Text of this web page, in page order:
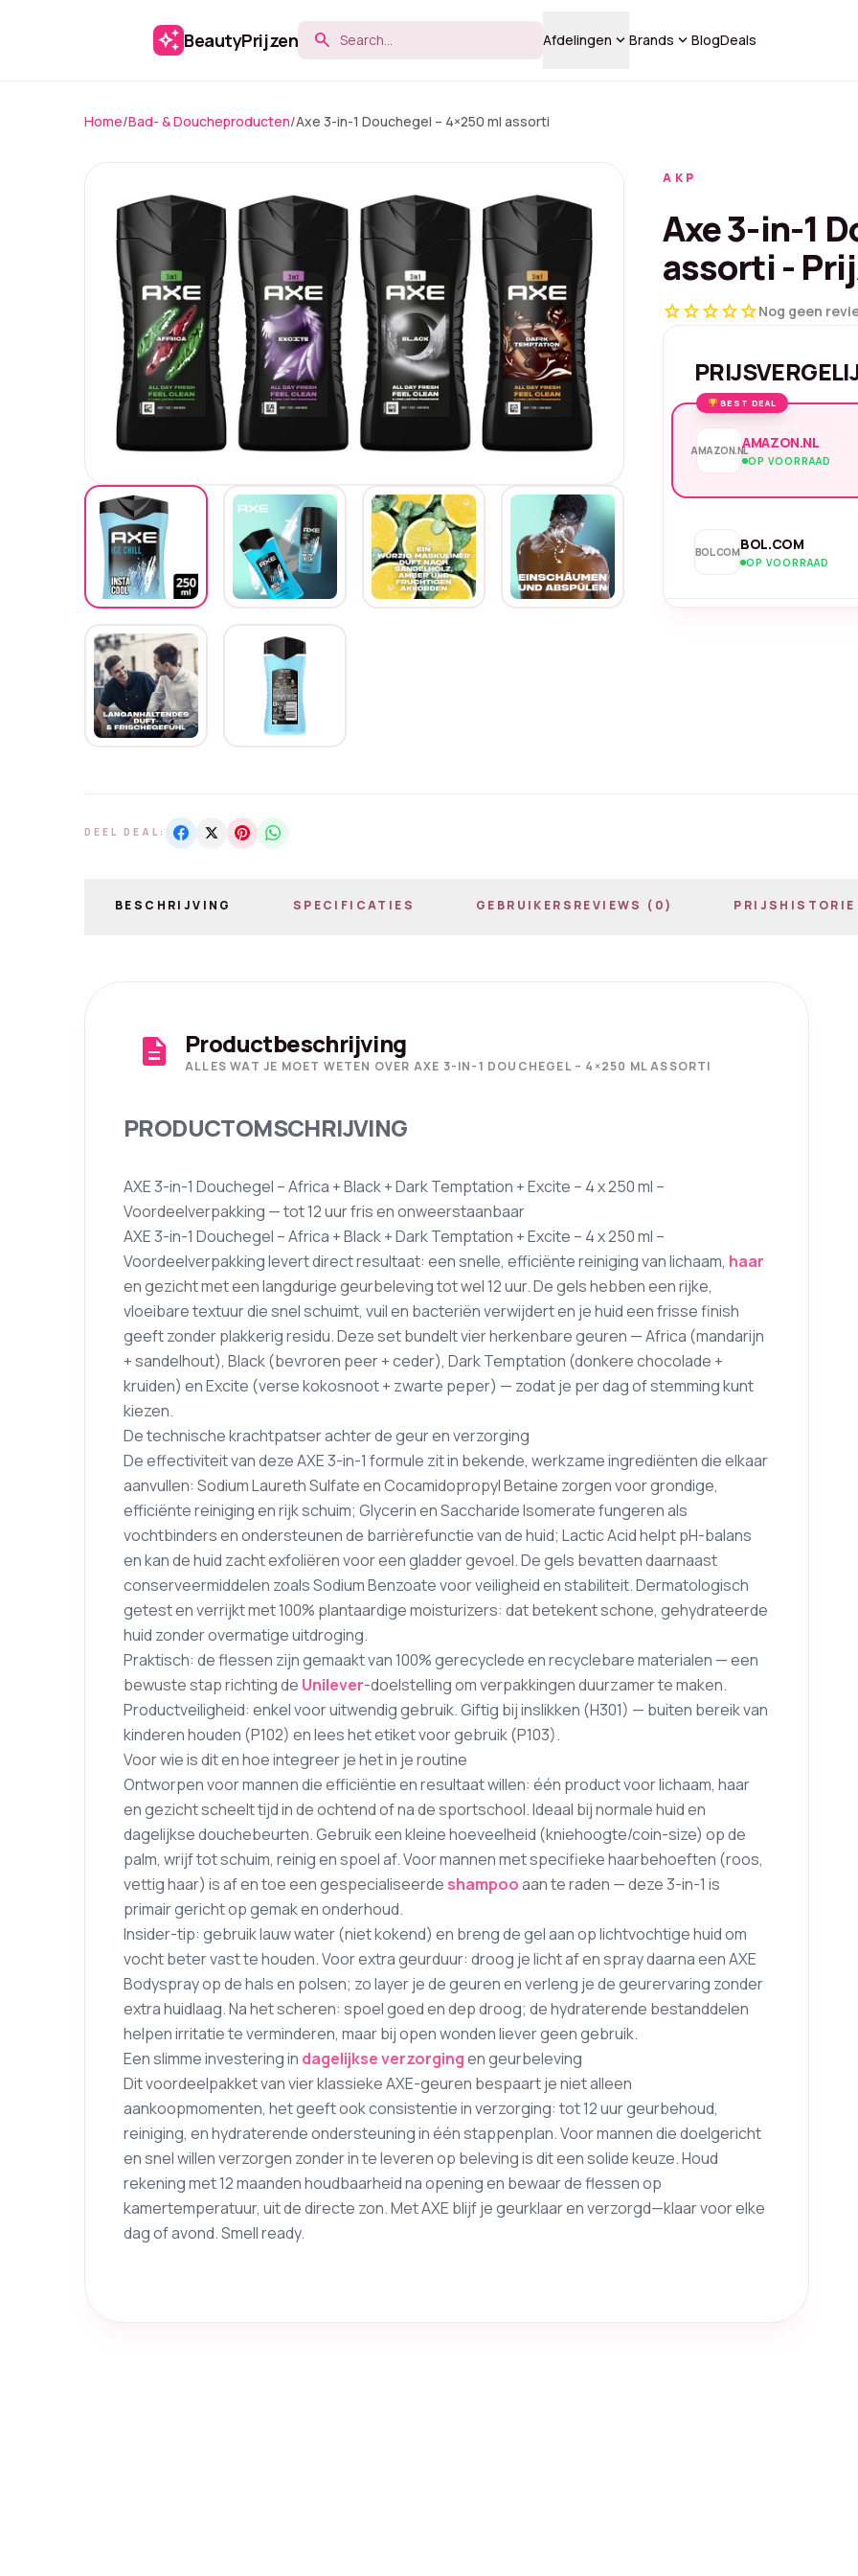
auto_awesome BeautyPrijzen search Afdelingen keyboard_arrow_downBrands keyboard_arrow_downBlogDeals
Home/Bad- & Doucheproducten/Axe 3-in-1 Douchegel – 4×250 ml assorti
AKP
Axe 3-in-1
assorti -
starstarstarstarstarNog geen
BEST DEAL
AMAZON.NLAMAZON.NL
OP VOORRAAD
BOL.COMBOL.COM
OP VOORRAAD
DEEL DEAL:
BESCHRIJVING SPECIFICATIES GEBRUIKERSREVIEWS (0) PRIJSHISTORIE
description Productbeschrijving
ALLES WAT JE MOET WETEN OVER AXE 3-IN-1 DOUCHEGEL – 4×250 ML ASSORTI
PRODUCTOMSCHRIJVING
AXE 3-in-1 Douchegel – Africa + Black + Dark Temptation + Excite – 4 x 250 ml –
Voordeelverpakking — tot 12 uur fris en onweerstaanbaar
AXE 3-in-1 Douchegel – Africa + Black + Dark Temptation + Excite – 4 x 250 ml –
Voordeelverpakking levert direct resultaat: een snelle, efficiënte reiniging van lichaam, haar
en gezicht met een langdurige geurbeleving tot wel 12 uur. De gels hebben een rijke,
vloeibare textuur die snel schuimt, vuil en bacteriën verwijdert en je huid een frisse finish
geeft zonder plakkerig residu. Deze set bundelt vier herkenbare geuren — Africa (mandarijn
+ sandelhout), Black (bevroren peer + ceder), Dark Temptation (donkere chocolade +
kruiden) en Excite (verse kokosnoot + zwarte peper) — zodat je per dag of stemming kunt
kiezen.
De technische krachtpatser achter de geur en verzorging
De effectiviteit van deze AXE 3-in-1 formule zit in bekende, werkzame ingrediënten die elkaar
aanvullen: Sodium Laureth Sulfate en Cocamidopropyl Betaine zorgen voor grondige,
efficiënte reiniging en rijk schuim; Glycerin en Saccharide Isomerate fungeren als
vochtbinders en ondersteunen de barrièrefunctie van de huid; Lactic Acid helpt pH-balans
en kan de huid zacht exfoliëren voor een gladder gevoel. De gels bevatten daarnaast
conserveermiddelen zoals Sodium Benzoate voor veiligheid en stabiliteit. Dermatologisch
getest en verrijkt met 100% plantaardige moisturizers: dat betekent schone, gehydrateerde
huid zonder overmatige uitdroging.
Praktisch: de flessen zijn gemaakt van 100% gerecyclede en recyclebare materialen — een
bewuste stap richting de Unilever-doelstelling om verpakkingen duurzamer te maken.
Productveiligheid: enkel voor uitwendig gebruik. Giftig bij inslikken (H301) — buiten bereik van
kinderen houden (P102) en lees het etiket voor gebruik (P103).
Voor wie is dit en hoe integreer je het in je routine
Ontworpen voor mannen die efficiëntie en resultaat willen: één product voor lichaam, haar
en gezicht scheelt tijd in de ochtend of na de sportschool. Ideaal bij normale huid en
dagelijkse douchebeurten. Gebruik een kleine hoeveelheid (kniehoogte/coin-size) op de
palm, wrijf tot schuim, reinig en spoel af. Voor mannen met specifieke haarbehoeften (roos,
vettig haar) is af en toe een gespecialiseerde shampooaan te raden — deze 3-in-1 is
primair gericht op gemak en onderhoud.
Insider-tip: gebruik lauw water (niet kokend) en breng de gel aan op lichtvochtige huid om
vocht beter vast te houden. Voor extra geurduur: droog je licht af en spray daarna een AXE
Bodyspray op de hals en polsen; zo layer je de geuren en verleng je de geurervaring zonder
extra huidlaag. Na het scheren: spoel goed en dep droog; de hydraterende bestanddelen
helpen irritatie te verminderen, maar bij open wonden liever geen gebruik.
Een slimme investering in dagelijkse verzorgingen geurbeleving
Dit voordeelpakket van vier klassieke AXE-geuren bespaart je niet alleen
aankoopmomenten, het geeft ook consistentie in verzorging: tot 12 uur geurbehoud,
reiniging, en hydraterende ondersteuning in één stappenplan. Voor mannen die doelgericht
en snel willen verzorgen zonder in te leveren op beleving is dit een solide keuze. Houd
rekening met 12 maanden houdbaarheid na opening en bewaar de flessen op
kamertemperatuur, uit de directe zon. Met AXE blijf je geurklaar en verzorgd—klaar voor elke
dag of avond. Smell ready.